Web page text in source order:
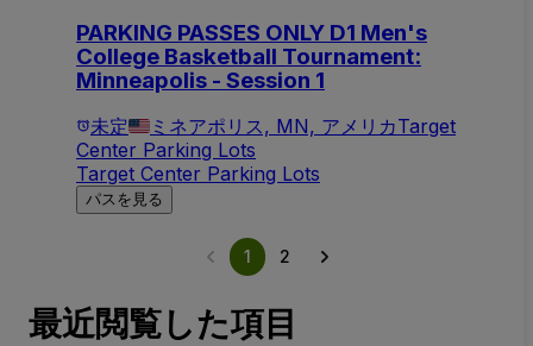
PARKING PASSES ONLY D1 Men's
College Basketball Tournament:
Minneapolis - Session 1
未定 ミネアポリス, MN, アメリカTarget
Center Parking Lots
Target Center Parking Lots
パスを見る
1 2
最近閲覧した項目